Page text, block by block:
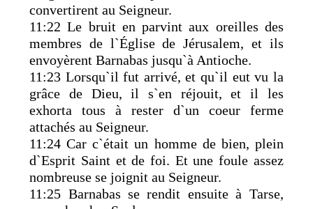
convertirent au Seigneur.
11:22 Le bruit en parvint aux oreilles des
membres de l`Église de Jérusalem, et ils
envoyèrent Barnabas jusqu`à Antioche.
11:23 Lorsqu`il fut arrivé, et qu`il eut vu la
grâce de Dieu, il s`en réjouit, et il les
exhorta tous à rester d`un coeur ferme
attachés au Seigneur.
11:24 Car c`était un homme de bien, plein
d`Esprit Saint et de foi. Et une foule assez
nombreuse se joignit au Seigneur.
11:25 Barnabas se rendit ensuite à Tarse,